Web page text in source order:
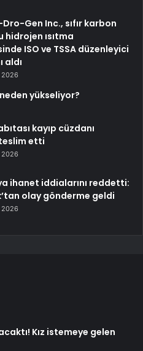
Gen Inc., sıfır karbon
hidrojen ısıtma
ISO ve TSSA düzenleyici
aldı
2026
yükseliyor?
kayıp cüzdanı
etti
2026
ihanet iddialarını reddetti:
olay gönderme geldi
2026
Kız istemeye gelen